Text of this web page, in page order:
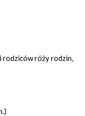
rodziców róży rodzin,